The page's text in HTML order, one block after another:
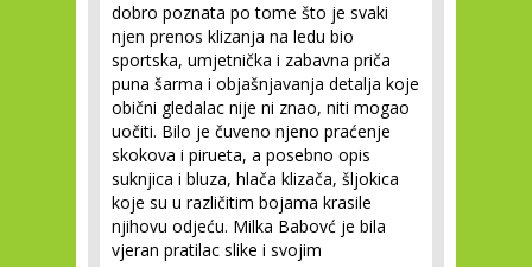
dobro poznata po tome što je svaki
njen prenos klizanja na ledu bio
sportska, umjetnička i zabavna priča
puna šarma i objašnjavanja detalja koje
obični gledalac nije ni znao, niti mogao
uočiti. Bilo je čuveno njeno praćenje
skokova i pirueta, a posebno opis
suknjica i bluza, hlača klizača, šljokica
koje su u različitim bojama krasile
njihovu odjeću. Milka Babovć je bila
vjeran pratilac slike i svojim